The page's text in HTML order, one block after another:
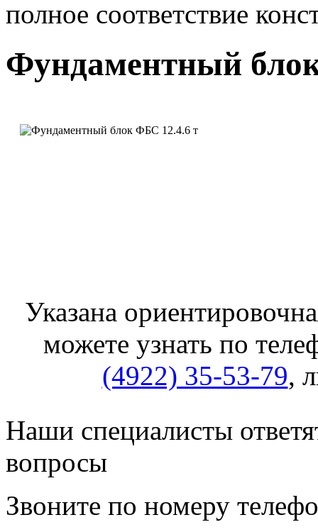
полное соответствие
Фундаментный
Указана
можете узнать по
(4922) 35-53-79,
Наши специалисты
вопросы
Звоните по номеру